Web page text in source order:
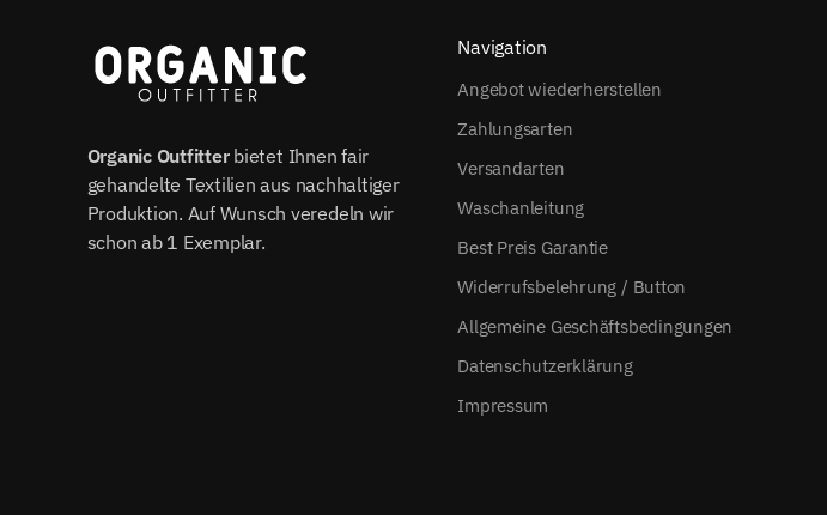
Organic Outfitterbietet Ihnen fair
gehandelte Textilien aus nachhaltiger
Produktion. Auf Wunsch veredeln wir
schon ab 1 Exemplar.
Navigation
Angebot wiederherstellen
Zahlungsarten
Versandarten
Waschanleitung
Best Preis Garantie
Widerrufsbelehrung / Button
Allgemeine Geschäftsbedingungen
Datenschutzerklärung
Impressum